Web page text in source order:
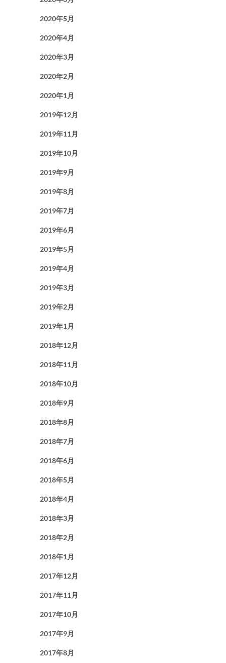
2020年5月
2020年4月
2020年3月
2020年2月
2020年1月
2019年12月
2019年11月
2019年10月
2019年9月
2019年8月
2019年7月
2019年6月
2019年5月
2019年4月
2019年3月
2019年2月
2019年1月
2018年12月
2018年11月
2018年10月
2018年9月
2018年8月
2018年7月
2018年6月
2018年5月
2018年4月
2018年3月
2018年2月
2018年1月
2017年12月
2017年11月
2017年10月
2017年9月
2017年8月